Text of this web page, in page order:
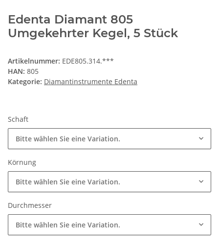
Edenta Diamant 805
Umgekehrter Kegel, 5 Stück
Artikelnummer: EDE805.314.***
HAN: 805
Kategorie: Diamantinstrumente Edenta
Schaft
Bitte wählen Sie eine Variation.
Körnung
Bitte wählen Sie eine Variation.
Durchmesser
Bitte wählen Sie eine Variation.